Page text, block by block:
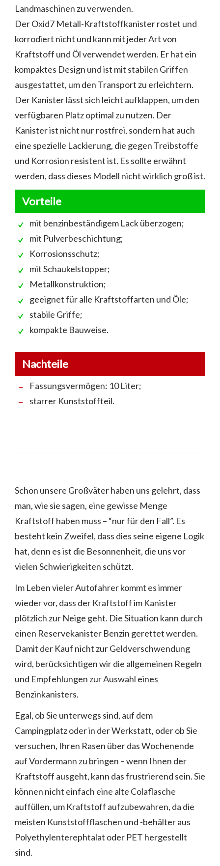
Landmaschinen zu verwenden.
Der Oxid7 Metall-Kraftstoffkanister rostet und
korrodiert nicht und kann mit jeder Art von
Kraftstoff und Öl verwendet werden. Er hat ein
kompaktes Design und ist mit stabilen Griffen
ausgestattet, um den Transport zu erleichtern.
Der Kanister lässt sich leicht aufklappen, um den
verfügbaren Platz optimal zu nutzen. Der
Kanister ist nicht nur rostfrei, sondern hat auch
eine spezielle Lackierung, die gegen Treibstoffe
und Korrosion resistent ist. Es sollte erwähnt
werden, dass dieses Modell nicht wirklich groß ist.
Vorteile
mit benzinbeständigem Lack überzogen;
mit Pulverbeschichtung;
Korrosionsschutz;
mit Schaukelstopper;
Metallkonstruktion;
geeignet für alle Kraftstoffarten und Öle;
stabile Griffe;
kompakte Bauweise.
Nachteile
Fassungsvermögen: 10 Liter;
starrer Kunststoffteil.
Schon unsere Großväter haben uns gelehrt, dass
man, wie sie sagen, eine gewisse Menge
Kraftstoff haben muss – “nur für den Fall”. Es
besteht kein Zweifel, dass dies seine eigene Logik
hat, denn es ist die Besonnenheit, die uns vor
vielen Schwierigkeiten schützt.
Im Leben vieler Autofahrer kommt es immer
wieder vor, dass der Kraftstoff im Kanister
plötzlich zur Neige geht. Die Situation kann durch
einen Reservekanister Benzin gerettet werden.
Damit der Kauf nicht zur Geldverschwendung
wird, berücksichtigen wir die allgemeinen Regeln
und Empfehlungen zur Auswahl eines
Benzinkanisters.
Egal, ob Sie unterwegs sind, auf dem
Campingplatz oder in der Werkstatt, oder ob Sie
versuchen, Ihren Rasen über das Wochenende
auf Vordermann zu bringen – wenn Ihnen der
Kraftstoff ausgeht, kann das frustrierend sein. Sie
können nicht einfach eine alte Colaflasche
auffüllen, um Kraftstoff aufzubewahren, da die
meisten Kunststoffflaschen und -behälter aus
Polyethylenterephtalat oder PET hergestellt
sind.